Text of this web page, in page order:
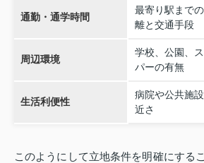
通勤・通学時間
最寄り駅まで
離と交通手段
周辺環境
学校、公園、
パーの有無
生活利便性
病院や公共施
近さ
このようにして立地条件を明確にする